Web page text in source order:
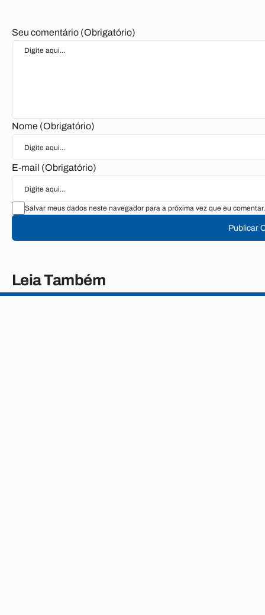
Seu comentário (Obrigatório)
Nome (Obrigatório)
E-mail (Obrigatório)
Salvar meus dados neste navegador para a próxima vez que eu comentar.
Publicar
Leia Também